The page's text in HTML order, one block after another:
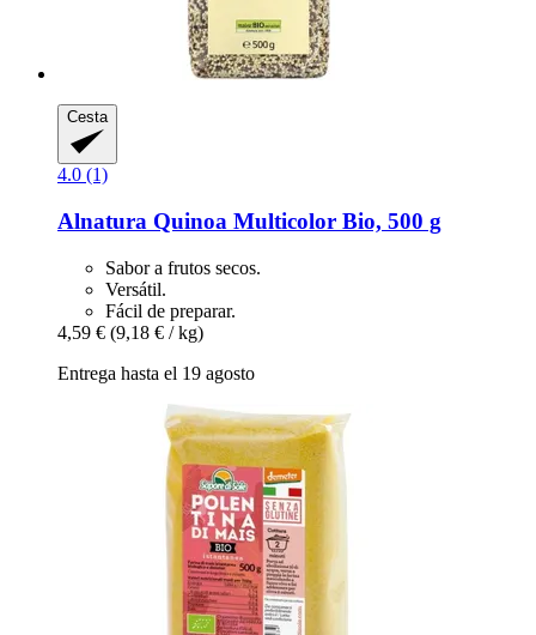
Cesta
4.0 (1)
Alnatura Quinoa Multicolor Bio, 500 g
Sabor a frutos secos.
Versátil.
Fácil de preparar.
4,59 € (9,18 € / kg)
Entrega hasta el 19 agosto